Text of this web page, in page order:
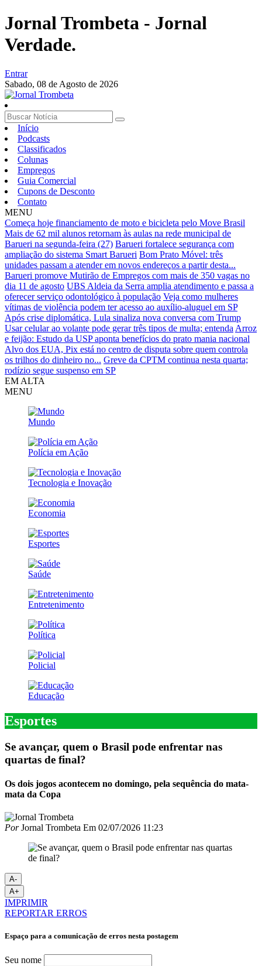
Jornal Trombeta - Jornal
Verdade.
Entrar
Sabado, 08 de Agosto de 2026
Início
Podcasts
Classificados
Colunas
Empregos
Guia Comercial
Cupons de Desconto
Contato
MENU
Começa hoje financiamento de moto e bicicleta pelo Move Brasil
Mais de 62 mil alunos retornam às aulas na rede municipal de
Barueri na segunda-feira (27) Barueri fortalece segurança com
ampliação do sistema Smart Barueri Bom Prato Móvel: três
unidades passam a atender em novos endereços a partir desta...
Barueri promove Mutirão de Empregos com mais de 350 vagas no
dia 11 de agosto UBS Aldeia da Serra amplia atendimento e passa a
oferecer serviço odontológico à população Veja como mulheres
vítimas de violência podem ter acesso ao auxílio-aluguel em SP
Após crise diplomática, Lula sinaliza nova conversa com Trump
Usar celular ao volante pode gerar três tipos de multa; entenda Arroz
e feijão: Estudo da USP aponta benefícios do prato mania nacional
Alvo dos EUA, Pix está no centro de disputa sobre quem controla
os trilhos do dinheiro no... Greve da CPTM continua nesta quarta;
rodízio segue suspenso em SP
EM ALTA
MENU
Mundo
Polícia em Ação
Tecnologia e Inovação
Economia
Esportes
Saúde
Entretenimento
Política
Policial
Educação
Esportes
Se avançar, quem o Brasil pode enfrentar nas
quartas de final?
Os dois jogos acontecem no domingo, pela sequência do mata-
mata da Copa
PorJornal Trombeta Em 02/07/2026 11:23
A-
A+
IMPRIMIR
REPORTAR ERROS
Espaço para a comunicação de erros nesta postagem
Seu nome